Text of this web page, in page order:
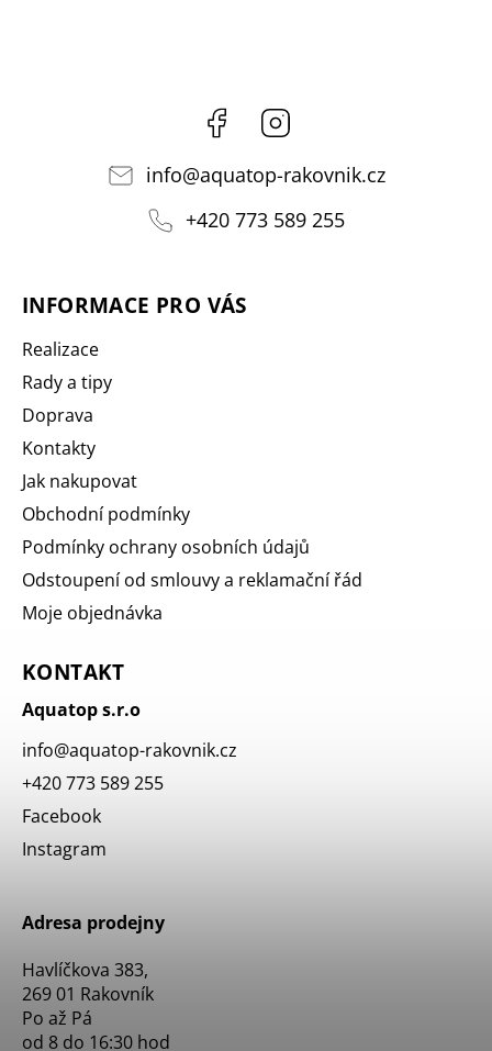
Facebook
info@aquatop-rakovnik.cz
+420 773 589 255
INFORMACE PRO VÁS
Realizace
Rady a tipy
Doprava
Kontakty
Jak nakupovat
Obchodní podmínky
Podmínky ochrany osobních údajů
Odstoupení od smlouvy a reklamační řád
Moje objednávka
KONTAKT
Aquatop s.r.o
info@aquatop-rakovnik.cz
+420 773 589 255
Facebook
Instagram
Adresa prodejny
Havlíčkova 383,
269 01 Rakovník
Po až Pá
od 8 do 16:30 hod